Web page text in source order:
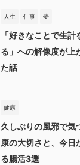
人生 仕事 夢
「好きなことで生計
る」への解像度が上
た話
健康
久しぶりの風邪で気
康の大切さと、今日
る腸活3選